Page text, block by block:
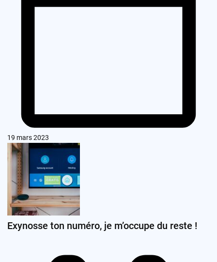
19 mars 2023
Exynosse ton numéro, je m’occupe du reste !